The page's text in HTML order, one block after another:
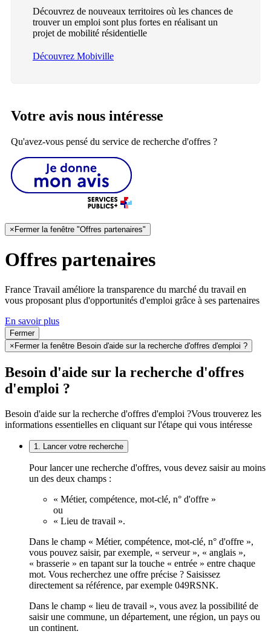
Découvrez de nouveaux territoires où les chances de
trouver un emploi sont plus fortes en réalisant un
projet de mobilité résidentielle
Découvrez Mobiville
Votre avis nous intéresse
Qu'avez-vous pensé du service de recherche d'offres ?
× Fermer la fenêtre "Offres partenaires"
Offres partenaires
France Travail améliore la transparence du marché du travail en
vous proposant plus d'opportunités d'emploi grâce à ses partenaires
En savoir plus
Fermer
×Fermer la fenêtre Besoin d'aide sur la recherche d'offres d'emploi ?
Besoin d'aide sur la recherche d'offres
d'emploi ?
Besoin d'aide sur la recherche d'offres d'emploi ?Vous trouverez les
informations essentielles en cliquant sur l'étape qui vous intéresse
1. Lancer votre recherche
Pour lancer une recherche d'offres, vous devez saisir au moins
un des deux champs :
« Métier, compétence, mot-clé, n° d'offre »
ou
« Lieu de travail ».
Dans le champ « Métier, compétence, mot-clé, n° d'offre »,
vous pouvez saisir, par exemple, « serveur », « anglais »,
« brasserie » en tapant sur la touche « entrée » entre chaque
mot. Vous recherchez une offre précise ? Saisissez
directement sa référence, par exemple 049RSNK.
Dans le champ « lieu de travail », vous avez la possibilité de
saisir une commune, un département, une région, un pays ou
un continent.